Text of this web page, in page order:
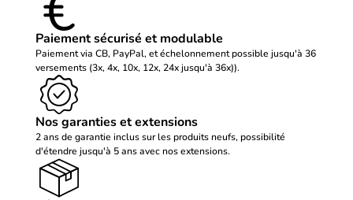
Paiement sécurisé et modulable
Paiement via CB, PayPal, et échelonnement possible jusqu'à 36
versements (3x, 4x, 10x, 12x, 24x jusqu'à 36x)).
Nos garanties et extensions
2 ans de garantie inclus sur les produits neufs, possibilité
d'étendre jusqu'à 5 ans avec nos extensions.